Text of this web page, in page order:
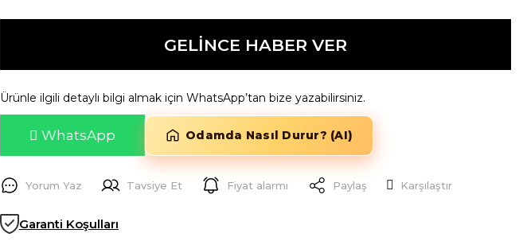
GELİNCE HABER VER
Ürünle ilgili detaylı bilgi almak için WhatsApp’tan bize yazabilirsiniz.
WhatsApp Odamda Nasıl Durur? (AI)
Yorum Yaz Tavsiye Et Fiyat alarmı Paylaş Karşılaştır
Garanti Koşulları